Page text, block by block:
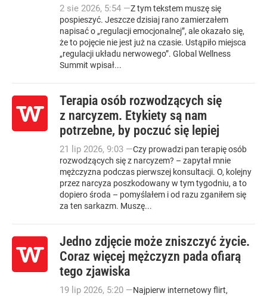
2 sie 2026, 5:54 —Z tym tekstem muszę się
pospieszyć. Jeszcze dzisiaj rano zamierzałem
napisać o „regulacji emocjonalnej”, ale okazało się,
że to pojęcie nie jest już na czasie. Ustąpiło miejsca
„regulacji układu nerwowego”. Global Wellness
Summit wpisał...
Terapia osób rozwodzących się
z narcyzem. Etykiety są nam
potrzebne, by poczuć się lepiej
21 lip 2026, 9:03 —Czy prowadzi pan terapię osób
rozwodzących się z narcyzem? – zapytał mnie
mężczyzna podczas pierwszej konsultacji. O, kolejny
przez narcyza poszkodowany w tym tygodniu, a to
dopiero środa – pomyślałem i od razu zganiłem się
za ten sarkazm. Muszę...
Jedno zdjęcie może zniszczyć życie.
Coraz więcej mężczyzn pada ofiarą
tego zjawiska
19 lip 2026, 5:20 —Najpierw internetowy flirt,